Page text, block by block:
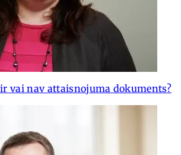
vai nav attaisnojuma dokuments?